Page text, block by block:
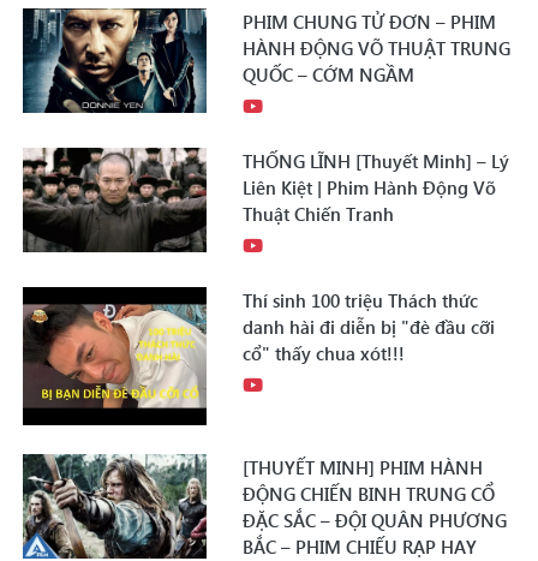
PHIM CHUNG TỬ ĐƠN – PHIM
HÀNH ĐỘNG VÕ THUẬT TRUNG
QUỐC – CỚM NGẦM
THỐNG LĨNH [Thuyết Minh] – Lý
Liên Kiệt | Phim Hành Động Võ
Thuật Chiến Tranh
Thí sinh 100 triệu Thách thức
danh hài đi diễn bị "đè đầu cỡi
cổ" thấy chua xót!!!
[THUYẾT MINH] PHIM HÀNH
ĐỘNG CHIẾN BINH TRUNG CỔ
ĐẶC SẮC – ĐỘI QUÂN PHƯƠNG
BẮC – PHIM CHIẾU RẠP HAY